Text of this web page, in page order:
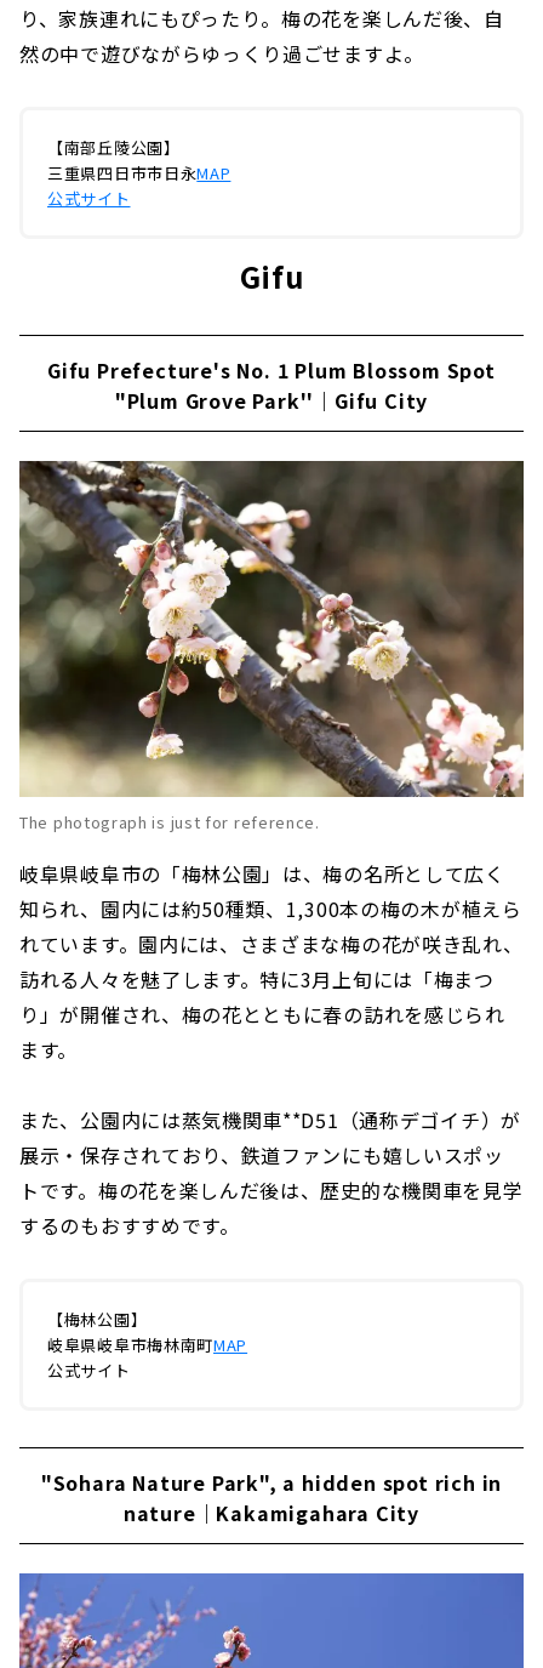
り、家族連れにもぴったり。梅の花を楽しんだ後、自
然の中で遊びながらゆっくり過ごせますよ。
【南部丘陵公園】
三重県四日市市日永MAP
公式サイト
Gifu
Gifu Prefecture's No. 1 Plum Blossom Spot
"Plum Grove Park''｜Gifu City
The photograph is just for reference.
岐阜県岐阜市の「梅林公園」は、梅の名所として広く
知られ、園内には約50種類、1,300本の梅の木が植えら
れています。園内には、さまざまな梅の花が咲き乱れ、
訪れる人々を魅了します。特に3月上旬には「梅まつ
り」が開催され、梅の花とともに春の訪れを感じられ
ます。
また、公園内には蒸気機関車**D51（通称デゴイチ）が
展示・保存されており、鉄道ファンにも嬉しいスポッ
トです。梅の花を楽しんだ後は、歴史的な機関車を見学
するのもおすすめです。
【梅林公園】
岐阜県岐阜市梅林南町MAP
公式サイト
"Sohara Nature Park", a hidden spot rich in
nature｜Kakamigahara City